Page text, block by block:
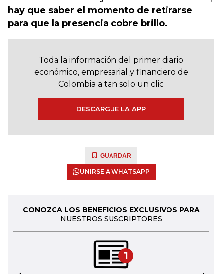
hay que saber el momento de retirarse
para que la presencia cobre brillo.
Toda la información del primer diario
económico, empresarial y financiero de
Colombia a tan solo un clic
DESCARGUE LA APP
GUARDAR
UNIRSE A WHATSAPP
CONOZCA LOS BENEFICIOS EXCLUSIVOS PARA
NUESTROS SUSCRIPTORES
1